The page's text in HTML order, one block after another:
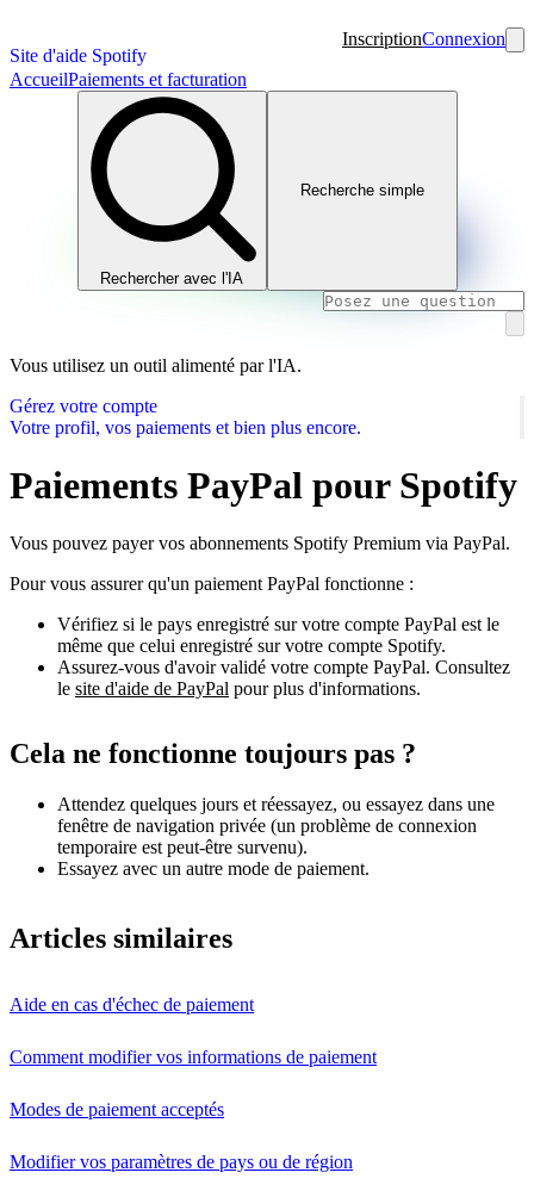
Site d'aide Spotify
InscriptionConnexion
AccueilPaiements et facturation
Rechercher avec l'IA
Recherche simple
Vous utilisez un outil alimenté par l'IA.
Gérez votre compte
Votre profil, vos paiements et bien plus encore.
Paiements PayPal pour Spotify
Vous pouvez payer vos abonnements Spotify Premium via PayPal.
Pour vous assurer qu'un paiement PayPal fonctionne :
Vérifiez si le pays enregistré sur votre compte PayPal est le
même que celui enregistré sur votre compte Spotify.
Assurez-vous d'avoir validé votre compte PayPal. Consultez
le site d'aide de PayPal pour plus d'informations.
Cela ne fonctionne toujours pas ?
Attendez quelques jours et réessayez, ou essayez dans une
fenêtre de navigation privée (un problème de connexion
temporaire est peut-être survenu).
Essayez avec un autre mode de paiement.
Articles similaires
Aide en cas d'échec de paiement
Comment modifier vos informations de paiement
Modes de paiement acceptés
Modifier vos paramètres de pays ou de région